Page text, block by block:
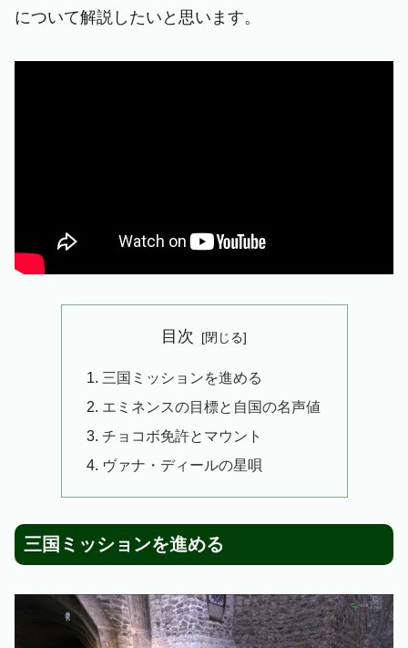
について解説したいと思います。
目次
三国ミッションを進める
エミネンスの目標と自国の名声値
チョコボ免許とマウント
ヴァナ・ディールの星唄
三国ミッションを進める